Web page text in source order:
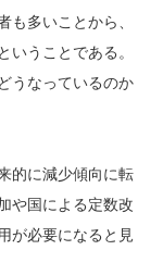
多いことから、
いうことである。
うなっているのか
的に減少傾向に転
や国による定数改
が必要になると見